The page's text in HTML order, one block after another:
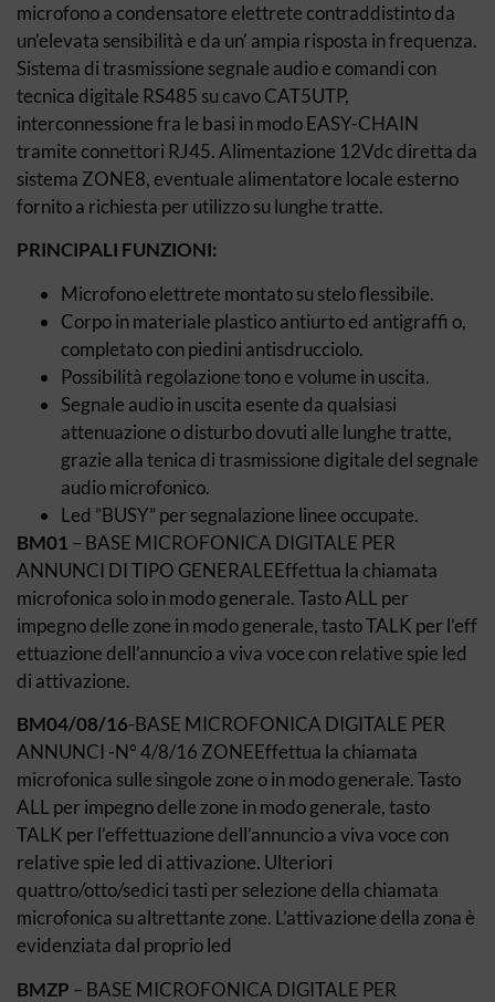
microfono a condensatore elettrete contraddistinto da
un’elevata sensibilità e da un’ ampia risposta in frequenza.
Sistema di trasmissione segnale audio e comandi con
tecnica digitale RS485 su cavo CAT5UTP,
interconnessione fra le basi in modo EASY-CHAIN
tramite connettori RJ45. Alimentazione 12Vdc diretta da
sistema ZONE8, eventuale alimentatore locale esterno
fornito a richiesta per utilizzo su lunghe tratte.
PRINCIPALI FUNZIONI:
Microfono elettrete montato su stelo flessibile.
Corpo in materiale plastico antiurto ed antigraffi o,
completato con piedini antisdrucciolo.
Possibilità regolazione tono e volume in uscita.
Segnale audio in uscita esente da qualsiasi
attenuazione o disturbo dovuti alle lunghe tratte,
grazie alla tenica di trasmissione digitale del segnale
audio microfonico.
Led ”BUSY” per segnalazione linee occupate.
BM01 – BASE MICROFONICA DIGITALE PER
ANNUNCI DI TIPO GENERALEEffettua la chiamata
microfonica solo in modo generale. Tasto ALL per
impegno delle zone in modo generale, tasto TALK per l’eff
ettuazione dell’annuncio a viva voce con relative spie led
di attivazione.
BM04/08/16-BASE MICROFONICA DIGITALE PER
ANNUNCI -N° 4/8/16 ZONEEffettua la chiamata
microfonica sulle singole zone o in modo generale. Tasto
ALL per impegno delle zone in modo generale, tasto
TALK per l’effettuazione dell’annuncio a viva voce con
relative spie led di attivazione. Ulteriori
quattro/otto/sedici tasti per selezione della chiamata
microfonica su altrettante zone. L’attivazione della zona è
evidenziata dal proprio led
BMZP – BASE MICROFONICA DIGITALE PER